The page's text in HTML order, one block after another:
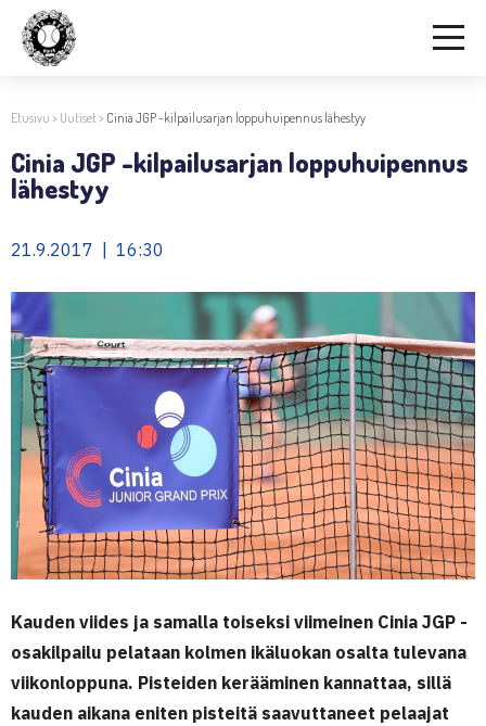
Etusivu > Uutiset> Cinia JGP -kilpailusarjan loppuhuipennus lähestyy
Cinia JGP -kilpailusarjan loppuhuipennus
lähestyy
21.9.2017 | 16:30
Kauden viides ja samalla toiseksi viimeinen Cinia JGP -
osakilpailu pelataan kolmen ikäluokan osalta tulevana
viikonloppuna. Pisteiden kerääminen kannattaa, sillä
kauden aikana eniten pisteitä saavuttaneet pelaajat